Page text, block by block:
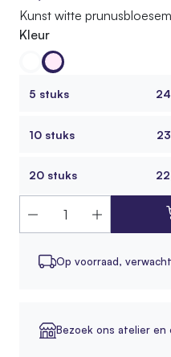
Kunst witte
Kleur
5 stuks
10 stuks
20 stuks
Op voorraad,
Bezoek ons atelier